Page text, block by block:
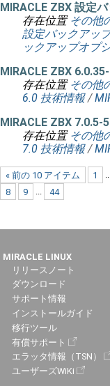
MIRACLE ZBX 設定
存在位置 その他
設定バックアッ
ックアップオプ
MIRACLE ZBX
存在位置 その他
6.0 技術情報 /
MIRACLE ZBX 7.0.5-5
存在位置 その他
7.0 技術情報 /
« 前の 10 アイテム 1
8
9 ... 44
MIRACLE LINUX
リリースノート
ダウンロード
サポート情報
インストールガイド
移行ツール
有償サポート
エラッタ情報（TSN）
ユーザーズWiKi